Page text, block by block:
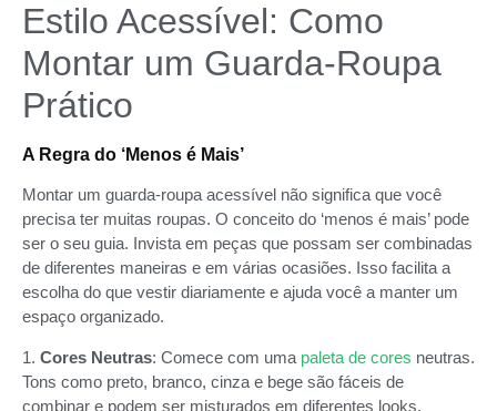
Estilo Acessível: Como
Montar um Guarda-Roupa
Prático
A Regra do ‘Menos é Mais’
Montar um guarda-roupa acessível não significa que você
precisa ter muitas roupas. O conceito do ‘menos é mais’ pode
ser o seu guia. Invista em peças que possam ser combinadas
de diferentes maneiras e em várias ocasiões. Isso facilita a
escolha do que vestir diariamente e ajuda você a manter um
espaço organizado.
1. Cores Neutras: Comece com uma paleta de cores neutras.
Tons como preto, branco, cinza e bege são fáceis de
combinar e podem ser misturados em diferentes looks.